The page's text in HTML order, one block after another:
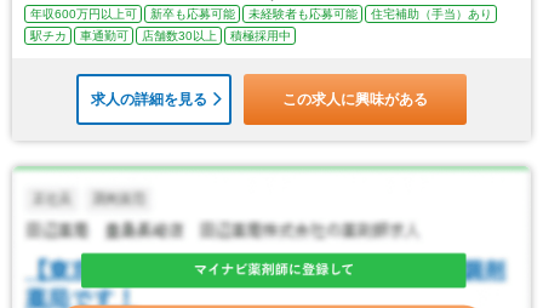
年収600万円以上可 新卒も応募可能 未経験者も応募可能
住宅補助（手当）あり
駅チカ
車通勤可 店舗数30以上 積極採用中
求人の詳細を見る この求人に興味がある